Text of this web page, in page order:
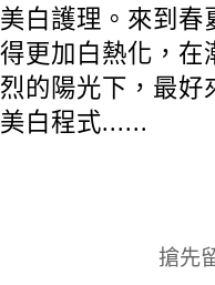
白護理。來到春
更加白熱化，在
的陽光下，最好
白程式......
搶先